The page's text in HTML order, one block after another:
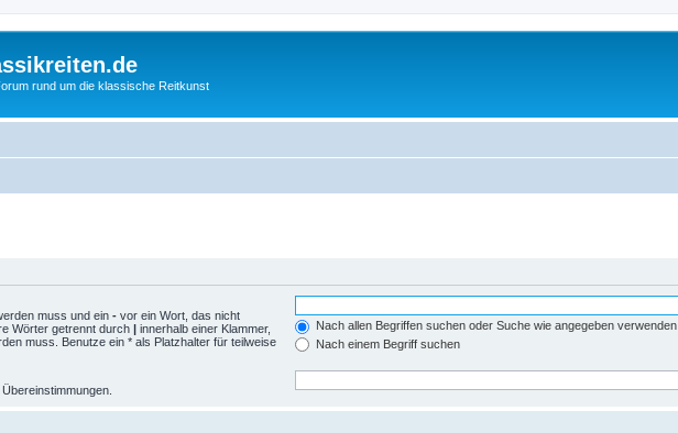
rund um die klassische Reitkunst
muss und ein - vor ein Wort, das nicht
Wörter getrennt durch | innerhalb einer Klammer,
muss. Benutze ein * als Platzhalter für teilweise
Nach allen Begriffen suchen oder Suche wie angegeben verwenden
Nach einem Begriff suchen